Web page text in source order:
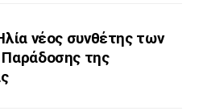
νέος συνθέτης των
της